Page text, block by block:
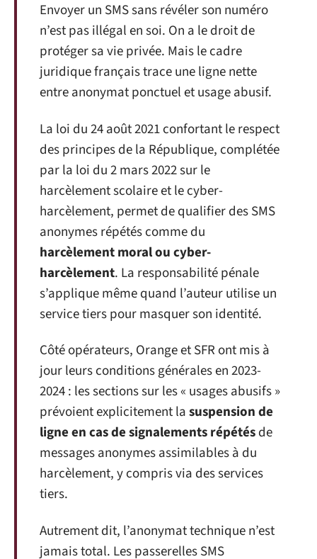
Envoyer un SMS sans révéler son numéro
n’est pas illégal en soi. On a le droit de
protéger sa vie privée. Mais le cadre
juridique français trace une ligne nette
entre anonymat ponctuel et usage abusif.
La loi du 24 août 2021 confortant le respect
des principes de la République, complétée
par la loi du 2 mars 2022 sur le
harcèlement scolaire et le cyber-
harcèlement, permet de qualifier des SMS
anonymes répétés comme du
harcèlement moral ou cyber-
harcèlement. La responsabilité pénale
s’applique même quand l’auteur utilise un
service tiers pour masquer son identité.
Côté opérateurs, Orange et SFR ont mis à
jour leurs conditions générales en 2023-
2024 : les sections sur les « usages abusifs »
prévoient explicitement lasuspension de
ligne en cas de signalements répétésde
messages anonymes assimilables à du
harcèlement, y compris via des services
tiers.
Autrement dit, l’anonymat technique n’est
jamais total. Les passerelles SMS